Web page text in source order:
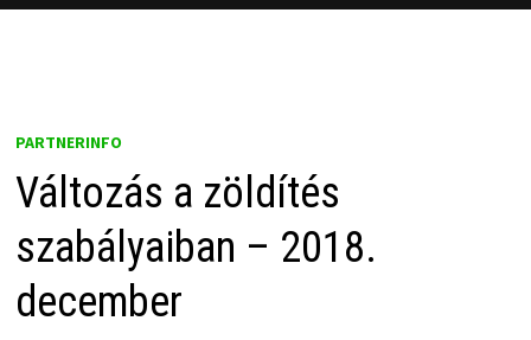
PARTNERINFO
Változás a zöldítés
szabályaiban – 2018.
december